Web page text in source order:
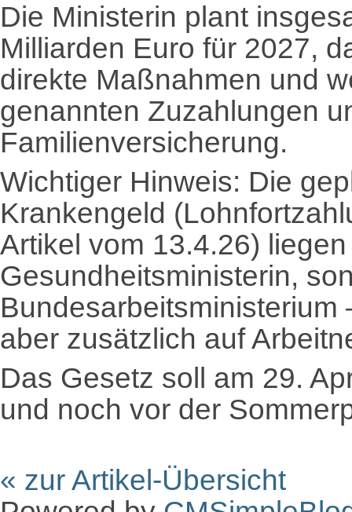
Die Ministerin plant
Milliarden Euro für 2027,
direkte Maßnahmen und
genannten Zuzahlungen
Familienversicherung.
Wichtiger Hinweis: Die
Krankengeld
Artikel vom 13.4.26)
Gesundheitsministerin,
aber zusätzlich auf
Das Gesetz soll am 29.
und noch vor der
« zur Artikel-Übersicht